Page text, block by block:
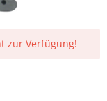
zur Verfügung!